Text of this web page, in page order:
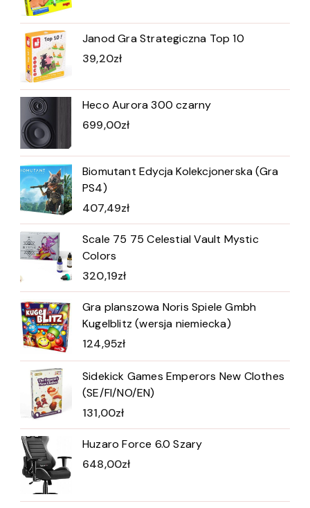
Janod Gra Strategiczna Top 10
39,20zł
Heco Aurora 300 czarny
699,00zł
Biomutant Edycja Kolekcjonerska (Gra
PS4)
407,49zł
Scale 75 75 Celestial Vault Mystic
Colors
320,19zł
Gra planszowa Noris Spiele Gmbh
Kugelblitz (wersja niemiecka)
124,95zł
Sidekick Games Emperors New Clothes
(SE/FI/NO/EN)
131,00zł
Huzaro Force 6.0 Szary
648,00zł